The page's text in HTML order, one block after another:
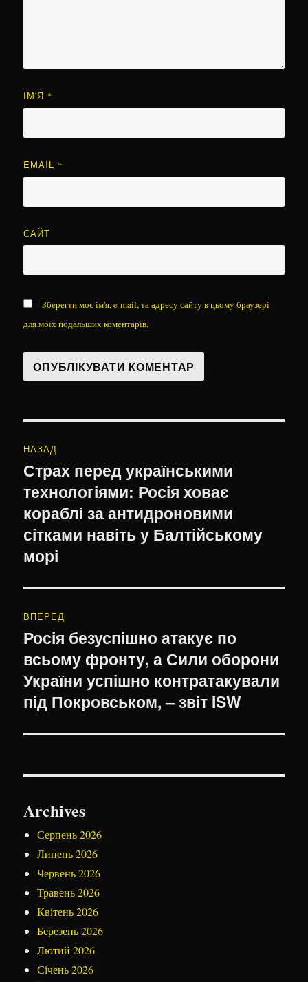
ІМ'Я *
EMAIL *
САЙТ
Зберегти моє ім'я, e-mail, та адресу сайту в цьому браузері
для моїх подальших коментарів.
записів
НАЗАД
Попередній
запис:
Страх перед українськими
технологіями: Росія ховає
кораблі за антидроновими
сітками навіть у Балтійському
морі
ВПЕРЕД
Наступний
запис:
Росія безуспішно атакує по
всьому фронту, а Сили оборони
України успішно контратакували
під Покровськом, – звіт ISW
Archives
Серпень 2026
Липень 2026
Червень 2026
Травень 2026
Квітень 2026
Березень 2026
Лютий 2026
Січень 2026